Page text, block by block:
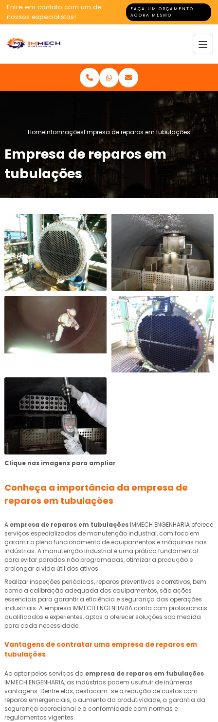
Entre em contato com um de
nossos especialistas!
FAÇA UM ORÇAMENTO
AGORA MESMO
HomeInformaçõesEmpresa de reparos em tubulações
Empresa de reparos em
tubulações
Clique nas imagens para ampliar
Conheça a importância da empresa de
reparos em tubulações
A empresa de reparos em tubulações IMMECH ENGENHARIA oferece
serviços especializados de manutenção industrial, com foco em
garantir o pleno funcionamento de equipamentos e máquinas nas
indústrias. A manutenção industrial é uma prática fundamental
para evitar paradas não programadas, otimizar a produção e
prolongar a vida útil dos ativos.
Realizar inspeções periódicas, reparos preventivos e corretivos, bem
como a calibração adequada dos equipamentos, são ações
essenciais para garantir a eficiência e segurança das operações
industriais. A empresa IMMECH ENGENHARIA conta com profissionais
qualificados e experientes, aptos a oferecer soluções sob medida
para cada necessidade.
Vantagens de contratar uma empresa de reparos em
tubulações
Ao optar pelos serviços da empresa de reparos em tubulações
IMMECH ENGENHARIA, as indústrias podem usufruir de inúmeras
vantagens. Dentre elas, destacam-se a redução de custos com
reparos emergenciais, o aumento da produtividade, a garantia da
segurança operacional e a conformidade com normas e
regulamentos vigentes.